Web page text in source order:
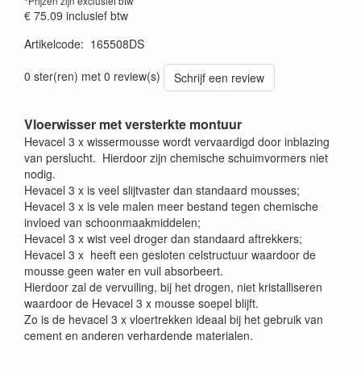
€ 75.09 inclusief btw
Artikelcode: 165508DS
0 ster(ren) met 0 review(s)
Schrijf een review
Vloerwisser met versterkte montuur
Hevacel 3 x wissermousse wordt vervaardigd door inblazing
van perslucht. Hierdoor zijn chemische schuimvormers niet
nodig.
Hevacel 3 x is veel slijtvaster dan standaard mousses;
Hevacel 3 x is vele malen meer bestand tegen chemische
invloed van schoonmaakmiddelen;
Hevacel 3 x wist veel droger dan standaard aftrekkers;
Hevacel 3 x heeft een gesloten celstructuur waardoor de
mousse geen water en vuil absorbeert.
Hierdoor zal de vervuiling, bij het drogen, niet kristalliseren
waardoor de Hevacel 3 x mousse soepel blijft.
Zo is de hevacel 3 x vloertrekken ideaal bij het gebruik van
cement en anderen verhardende materialen.